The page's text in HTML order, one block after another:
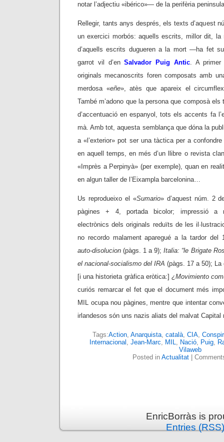
notar l’adjectiu «ibérico»— de la perifèria
Rellegir, tants anys després, els texts d’aquest
un exercici morbós: aquells escrits, millor dit, la
d’aquells escrits dugueren a la mort —ha fet
garrot vil d’enSalvador Puig Antic. A primer
originals mecanoscrits foren composats amb
merdosa «eñe», atès que apareix el
També m’adono que la persona que composà
d’accentuació en espanyol, tots els accents fa
mà. Amb tot, aquesta semblança que dóna la
a «l’exterior» pot ser una tàctica per a confondre
en aquell temps, en més d’un llibre o revista
«Imprès a Perpinyà» (per exemple), quan en
en algun taller de l’Eixampla barcelonina…
Us reprodueixo el «Sumario» d’aquest núm. 2
pàgines + 4, portada bicolor; impressió a
electrònics dels originals reduïts de les
no recordo malament aparegué a la tardor del
auto-disolucion (pàgs. 1 a 9);Italia: “le Brigate
el nacional-socialismo del IRA (pàgs. 17 a 50);
[i una historieta gràfica eròtica:] ¿Movimiento
curiós remarcar el fet que el document més
MIL ocupa nou pàgines, mentre que intentar
irlandesos són uns nazis aliats del malvat Capital
Tags:Action, Anarquista, català, CIA,
Internacional , Jean-Marc, MIL, Nació, Puig,
Vilaweb
Posted in Actualitat|
EnricBorràs is
Entries (RSS)